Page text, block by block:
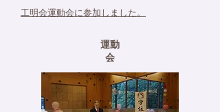
工明会運動会に参加しました。
​運動
会